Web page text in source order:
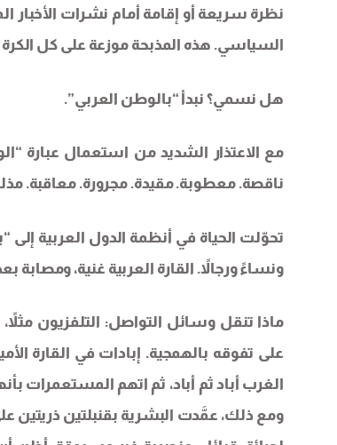
نظرة سريعة أو إقامة أمام نشرات الأخبار
السياسي. هذه المذبحة موزعة على كل الكرة
هل نسمي؟ نبدأ “بالوطن العربي”.
مع الاعتذار الشديد من استعمال عبارة
ناقصة. معطوبة. مقيدة. مجرورة. معاقبة.
تحوّلت الحياة في أنظمة الدول العربية إلى
ونساءً ورجالاً. القارة العربية غنية، ومصابة
ماذا تنقل وسائل التواصل: التلفزيون
على تفوقه بالهمجية. إبادات في القارة
الغرب أباد ثم أباد، ثم اتهم المستعمرات
ومع ذلك، عمَّدت البشرية بقنبلتين ذريتين على